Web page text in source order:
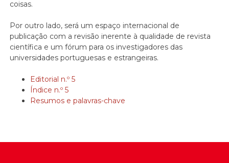
coisas.
Por outro lado, será um espaço internacional de
publicação com a revisão inerente à qualidade de revista
científica e um fórum para os investigadores das
universidades portuguesas e estrangeiras.
Editorial n.º 5
Índice n.º 5
Resumos e palavras-chave